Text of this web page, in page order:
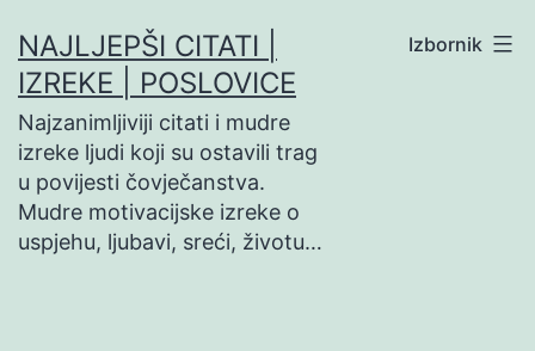
na
sadržaj
NAJLJEPŠI CITATI |
IZREKE | POSLOVICE
Najzanimljiviji citati i mudre
izreke ljudi koji su ostavili trag
u povijesti čovječanstva.
Mudre motivacijske izreke o
uspjehu, ljubavi, sreći, životu…
Izbornik